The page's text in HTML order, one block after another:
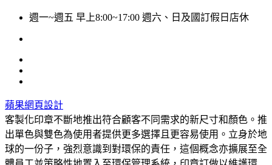
週一~週五 早上8:00~17:00 週六、日及國訂假日店休
蘋果網頁設計
客製化印章不斷地推出符合顧客不同需求的新尺寸和顏色。推
出單色與雙色為使用者提供更多選擇且更容易使用。立身於地
球的一份子，強烈意識到對環保的責任，這個概念亦擴展至全